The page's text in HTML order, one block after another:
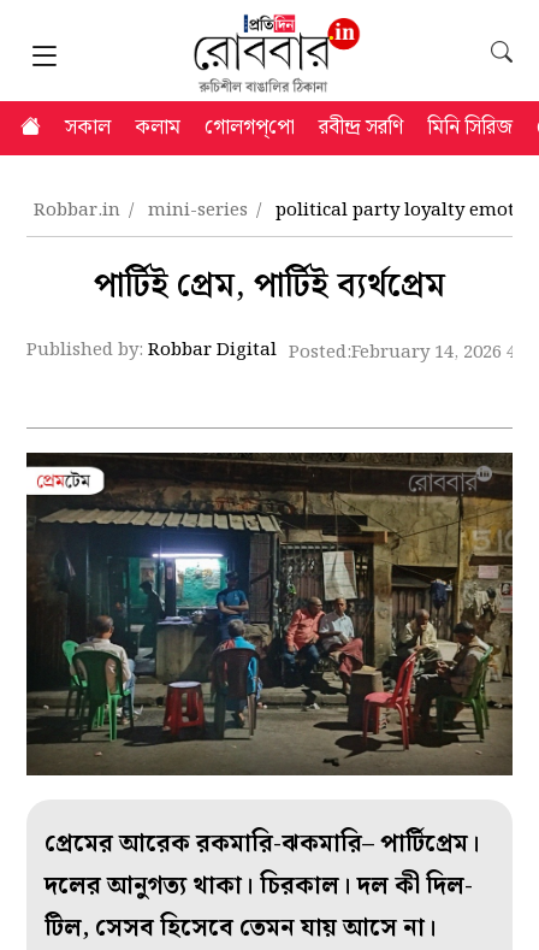
সকাল কলাম গোলগপ্‌পো রবীন্দ্র সরণি মিনি সিরিজ
Robbar.in mini-series political party loyalty
পার্টিই প্রেম, পার্টিই ব্যর্থপ্রেম
Published by:Robbar Digital Posted:February 14, 2026
প্রেমের আরেক রকমারি-ঝকমারি– পার্টিপ্রেম।
দলের আনুগত্য থাকা। চিরকাল। দল কী দিল-
টিল, সেসব হিসেবে তেমন যায় আসে না।